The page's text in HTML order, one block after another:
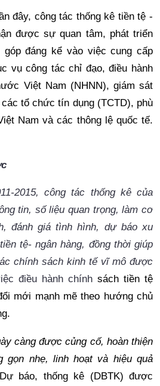
đây, công tác thống kê tiền tệ -
được sự quan tâm, phát triển
đáng kể vào việc cung cấp
vụ công tác chỉ đạo, điều hành
Việt Nam (NHNN), giám sát
các tổ chức tín dụng (TCTD), phù
2015, công tác thống kê của
tin, số liệu quan trọng, làm cơ
đánh giá tình hình, dự báo xu
tệ- ngân hàng, đồng thời giúp
chính sách kinh tế vĩ mô được
điều hành chính sách tiền tệ
mới mạnh mẽ theo hướng chủ
càng được củng cố, hoàn thiện
gọn nhẹ, linh hoạt và hiệu quả
báo, thống kê (DBTK) được